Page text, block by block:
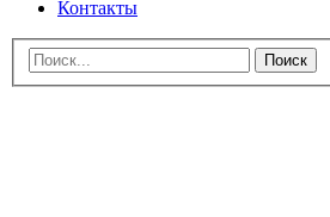
Контакты